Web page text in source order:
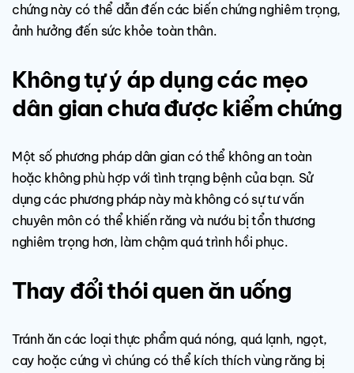
chứng này có thể dẫn đến các biến chứng nghiêm trọng,
ảnh hưởng đến sức khỏe toàn thân.
Không tự ý áp dụng các mẹo
dân gian chưa được kiểm chứng
Một số phương pháp dân gian có thể không an toàn
hoặc không phù hợp với tình trạng bệnh của bạn. Sử
dụng các phương pháp này mà không có sự tư vấn
chuyên môn có thể khiến răng và nướu bị tổn thương
nghiêm trọng hơn, làm chậm quá trình hồi phục.
Thay đổi thói quen ăn uống
Tránh ăn các loại thực phẩm quá nóng, quá lạnh, ngọt,
cay hoặc cứng vì chúng có thể kích thích vùng răng bị